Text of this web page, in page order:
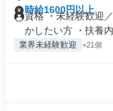
時給1600円以上
資格 ・未経験歓迎
かしたい方 ・扶養内
業界未経験歓迎 +21個